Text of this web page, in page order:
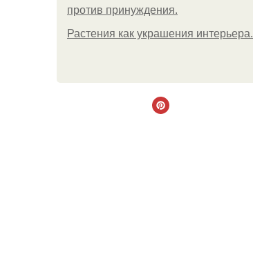
против принуждения.
Растения как украшения интерьера.